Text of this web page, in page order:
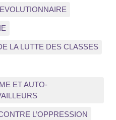
LA LUTTE DES CLASSES
ET AUTO-
L’OPPRESSION